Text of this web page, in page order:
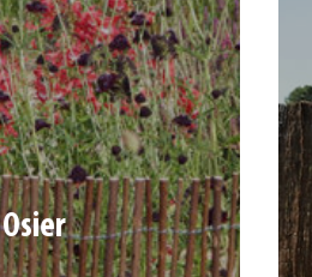
Osier
OSIER